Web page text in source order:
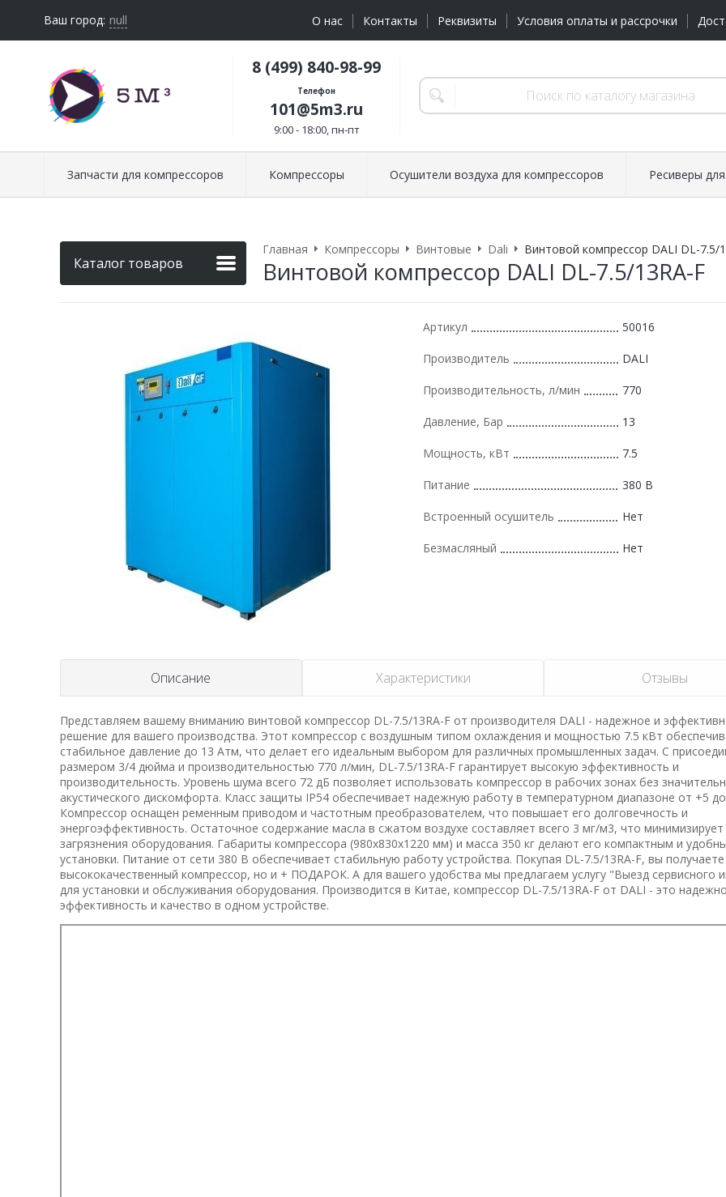
Ваш город: null О нас Контакты Реквизиты Условия оплаты и рассрочки
8 (499) 840-98-99
Телефон
101@5m3.ru
9:00 - 18:00, пн-пт
Запчасти для компрессоров Компрессоры Осушители воздуха для компрессоров Ресиверы
Каталог товаров
Главная Компрессоры Винтовые Dali Винтовой компрессор DALI DL-7.5/
Винтовой компрессор DALI DL-7.5/13RA-F
Артикул 50016
Производитель DALI
Производительность, л/мин 770
Давление, Бар 13
Мощность, кВт 7.5
Питание 380 В
Встроенный осушитель Нет
Безмасляный Нет
Описание Характеристики Отзывы
Представляем вашему вниманию винтовой компрессор DL-7.5/13RA-F от производителя DALI - надежное и
решение для вашего производства. Этот компрессор с воздушным типом охлаждения и мощностью 7.5 кВт
стабильное давление до 13 Атм, что делает его идеальным выбором для различных промышленных задач. С
размером 3/4 дюйма и производительностью 770 л/мин, DL-7.5/13RA-F гарантирует высокую эффективность и
производительность. Уровень шума всего 72 дБ позволяет использовать компрессор в рабочих зонах без
акустического дискомфорта. Класс защиты IP54 обеспечивает надежную работу в температурном диапазоне от +5 до
Компрессор оснащен ременным приводом и частотным преобразователем, что повышает его долговечность и
энергоэффективность. Остаточное содержание масла в сжатом воздухе составляет всего 3 мг/м3, что минимизирует
загрязнения оборудования. Габариты компрессора (980x830x1220 мм) и масса 350 кг делают его компактным и
установки. Питание от сети 380 В обеспечивает стабильную работу устройства. Покупая DL-7.5/13RA-F, вы
высококачественный компрессор, но и + ПОДАРОК. А для вашего удобства мы предлагаем услугу "Выезд сервисного
для установки и обслуживания оборудования. Производится в Китае, компрессор DL-7.5/13RA-F от DALI - это
эффективность и качество в одном устройстве.